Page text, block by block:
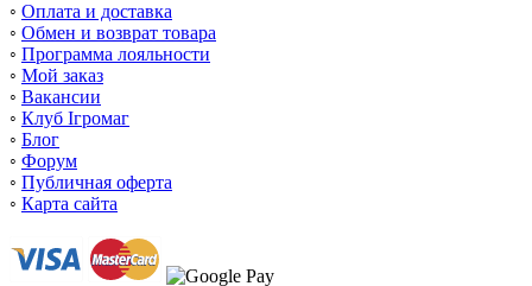
◦ Оплата и доставка
◦ Обмен и возврат товара
◦ Программа лояльности
◦ Мой заказ
◦ Вакансии
◦ Клуб Ігромаг
◦ Блог
◦ Форум
◦ Публичная оферта
◦ Карта сайта